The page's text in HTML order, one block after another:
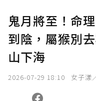
鬼月將至！命
到陰，屬猴別
山下海
2026-07-29 18:10 女子漾